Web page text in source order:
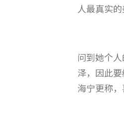
人最真实
问到她个
泽，因此
海宁更称